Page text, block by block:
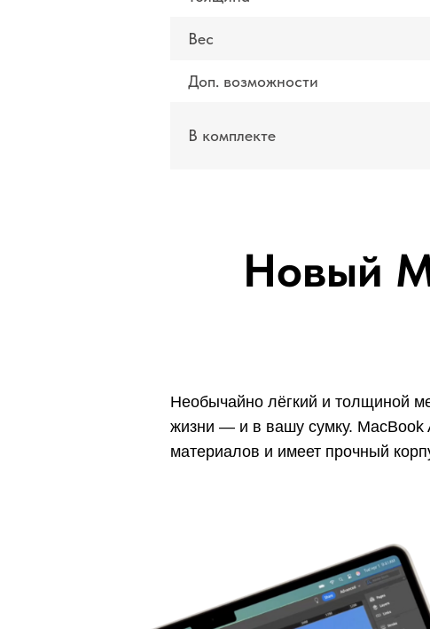
Вес
Доп. возможности
В комплекте
Новый
Необычайно лёгкий и толщиной
жизни — и в вашу сумку. MacBook
материалов и имеет прочный